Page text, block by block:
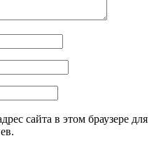
сайта в этом браузере для